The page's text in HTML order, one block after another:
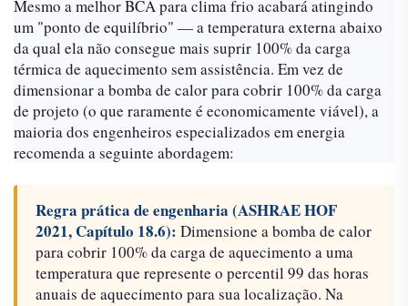
Mesmo a melhor BCA para clima frio acabará atingindo
um "ponto de equilíbrio" — a temperatura externa abaixo
da qual ela não consegue mais suprir 100% da carga
térmica de aquecimento sem assistência. Em vez de
dimensionar a bomba de calor para cobrir 100% da carga
de projeto (o que raramente é economicamente viável), a
maioria dos engenheiros especializados em energia
recomenda a seguinte abordagem:
Regra prática de engenharia (ASHRAE HOF
2021, Capítulo 18.6): Dimensione a bomba de calor
para cobrir 100% da carga de aquecimento a uma
temperatura que represente o percentil 99 das horas
anuais de aquecimento para sua localização. Na